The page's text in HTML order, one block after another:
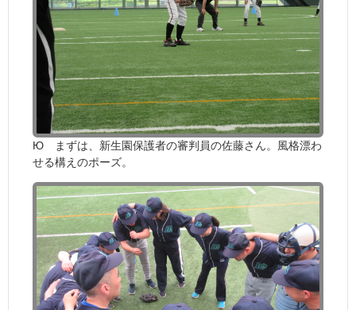
Ю まずは、新生園保護者の審判員の佐藤さん。風格漂わ
せる構えのポーズ。